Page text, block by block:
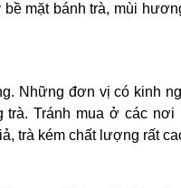
mặt bánh trà, mùi
Những đơn vị có kinh
trà. Tránh mua ở các nơi
trà kém chất lượng rất